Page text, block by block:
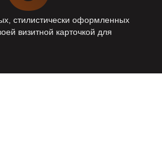
стилистически оформленных
визитной карточкой для